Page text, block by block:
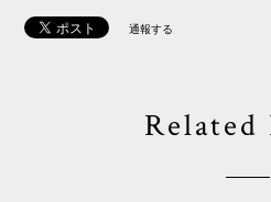
通報する
Related